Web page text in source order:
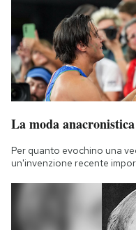
La moda
Per quanto evochino una
un'invenzione recente